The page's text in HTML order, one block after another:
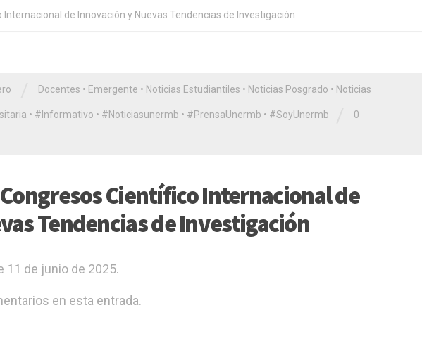
de Innovación y Nuevas Tendencias de Investigación
Docentes • Emergente • Noticias Estudiantiles • Noticias Posgrado • Noticias
• #Informativo • #Noticiasunermb • #PrensaUnermb • #SoyUnermb 0
Científico Internacional de
Tendencias de Investigación
11 de junio de 2025.
en esta entrada.